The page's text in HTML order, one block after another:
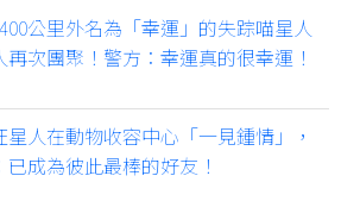
公里外名為「幸運」的失踪喵星人
再次團聚！警方：幸運真的很幸運！
星人在動物收容中心「一見鍾情」，
已成為彼此最棒的好友！